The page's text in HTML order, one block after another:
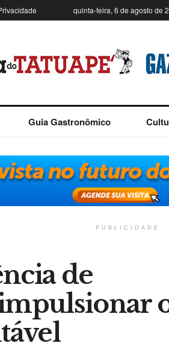
quinta-feira, 6 de agosto de
Guia Gastronômico
PUBLICIDADE
de